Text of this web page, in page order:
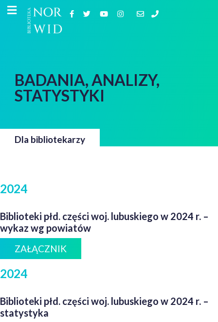
BADANIA, ANALIZY,
STATYSTYKI
Dla bibliotekarzy
2024
Biblioteki płd. części woj. lubuskiego w 2024 r. –
wykaz wg powiatów
ZAŁĄCZNIK
2024
Biblioteki płd. części woj. lubuskiego w 2024 r. –
statystyka